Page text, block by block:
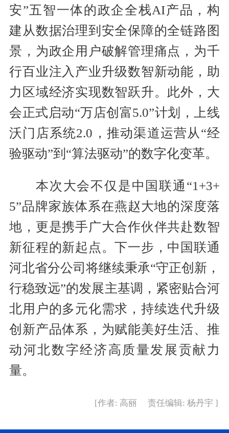
安”五智一体的政企全栈AI产品，构
建从数据治理到安全保障的全链路图
景，为政企用户破解管理痛点，为千
行百业注入产业升级数智新动能，助
力区域经济实现数智跃升。此外，大
会正式启动“万店创富5.0”计划，上线
沃门店系统2.0，推动渠道运营从“经
验驱动”到“算法驱动”的数字化变革。
本次大会不仅是中国联通“1+3+
5”品牌家族体系在燕赵大地的深度落
地，更是携手广大合作伙伴共赴数智
新征程的新起点。下一步，中国联通
河北省分公司将继续秉承“守正创新，
行稳致远”的发展主基调，紧密贴合河
北用户的多元化需求，持续迭代升级
创新产品体系，为赋能美好生活、推
动河北数字经济高质量发展贡献力
量。
[作者: 高丽 责任编辑: 杨丹宇 ]